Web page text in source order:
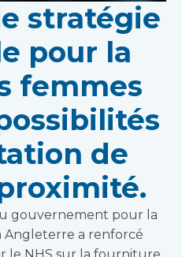
stratégie
pour la
femmes
de
gouvernement pour la
Angleterre a renforcé